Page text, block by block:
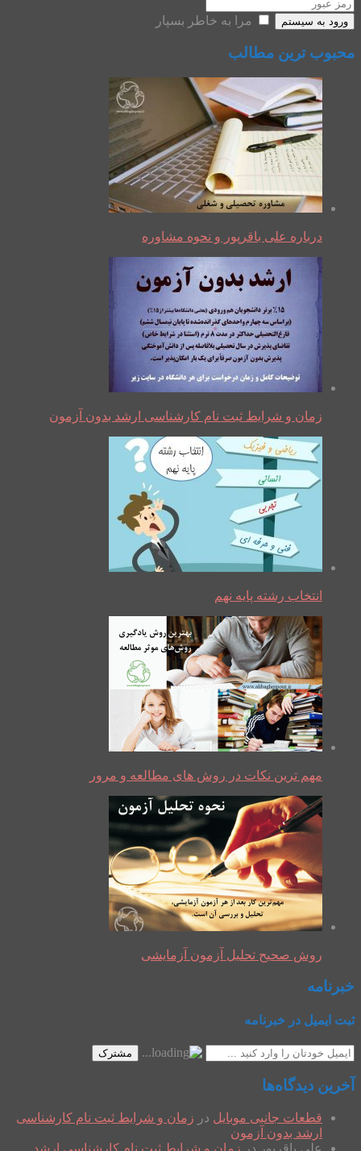
ورود به سیستم مرا به خاطر بسپار
محبوب ترین مطالب
درباره علی باقرپور و نحوه مشاوره
زمان و شرایط ثبت نام کارشناسی ارشد بدون آزمون
انتخاب رشته پایه نهم
مهم ترین نکات در روش های مطالعه و مرور
روش صحیح تحلیل آزمون آزمایشی
خبرنامه
ثبت ایمیل در خبرنامه
مشترک
آخرین دیدگاه‌ها
قطعات جانبی موبایل در زمان و شرایط ثبت نام کارشناسی
ارشد بدون آزمون
علی باقرپور در زمان و شرایط ثبت نام کارشناسی ارشد